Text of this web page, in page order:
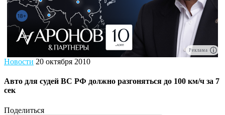
Реклама
Новости 20 октября 2010
Авто для судей ВС РФ должно разгоняться до 100 км/ч за 7
сек
Поделиться